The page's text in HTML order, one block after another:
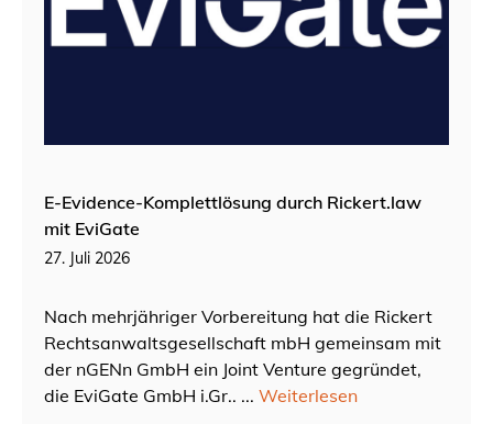
E-Evidence-Komplettlösung durch Rickert.law
mit EviGate
27. Juli 2026
Nach mehrjähriger Vorbereitung hat die Rickert
Rechtsanwaltsgesellschaft mbH gemeinsam mit
der nGENn GmbH ein Joint Venture gegründet,
die EviGate GmbH i.Gr.. ... Weiterlesen